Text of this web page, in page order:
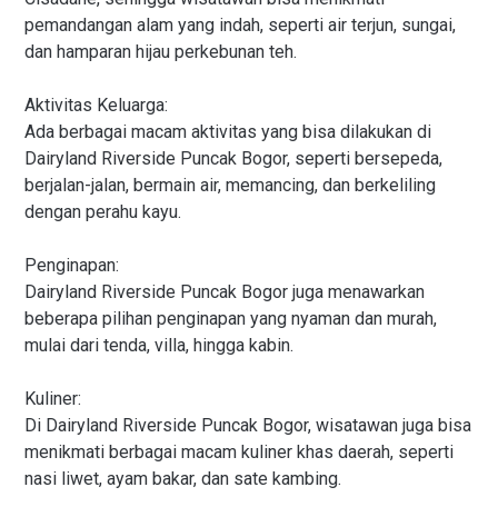
pemandangan alam yang indah, seperti air terjun, sungai,
dan hamparan hijau perkebunan teh.
Aktivitas Keluarga:
Ada berbagai macam aktivitas yang bisa dilakukan di
Dairyland Riverside Puncak Bogor, seperti bersepeda,
berjalan-jalan, bermain air, memancing, dan berkeliling
dengan perahu kayu.
Penginapan:
Dairyland Riverside Puncak Bogor juga menawarkan
beberapa pilihan penginapan yang nyaman dan murah,
mulai dari tenda, villa, hingga kabin.
Kuliner:
Di Dairyland Riverside Puncak Bogor, wisatawan juga bisa
menikmati berbagai macam kuliner khas daerah, seperti
nasi liwet, ayam bakar, dan sate kambing.